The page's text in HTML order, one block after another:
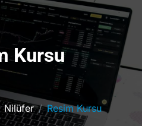
Kursu
Nilüfer Resim Kursu